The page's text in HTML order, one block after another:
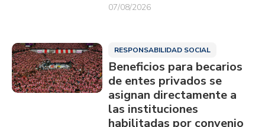
07/08/2026
RESPONSABILIDAD SOCIAL
Beneficios para becarios
de entes privados se
asignan directamente a
las instituciones
habilitadas por convenio